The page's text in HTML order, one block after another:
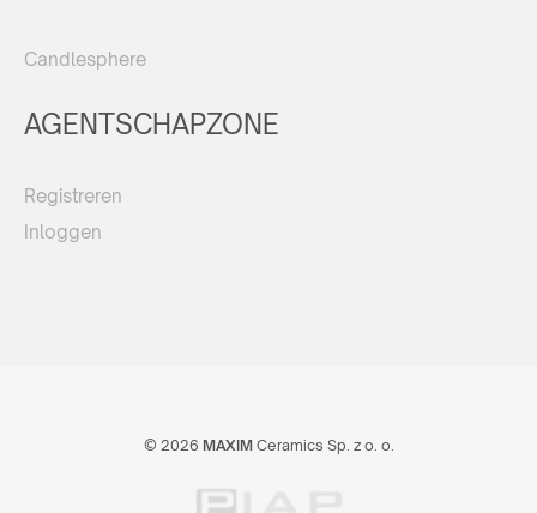
Candlesphere
AGENTSCHAPZONE
Registreren
Inloggen
© 2026 MAXIMCeramics Sp. z o. o.